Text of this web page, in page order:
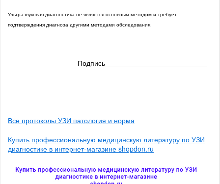
Ультразвуковая диагностика не является основным методом и требует
подтверждения диагноза другими методами обследования.
Подпись__________________________
Все протоколы УЗИ патология и норма
Купить профессиональную медицинскую литературу по УЗИ
диагностике в интернет-магазине shopdon.ru